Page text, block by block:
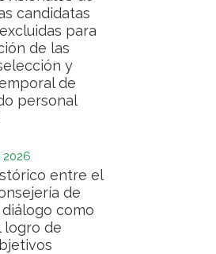
candidatas
para
de las
y
de
personal
2026
entre el
de
diálogo como
logro de